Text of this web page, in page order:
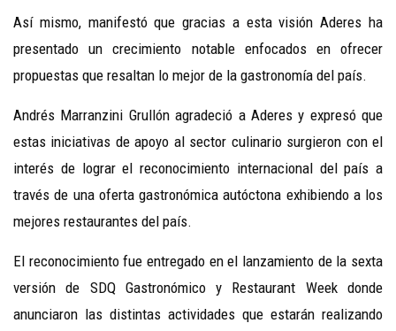
Así mismo, manifestó que gracias a esta visión Aderes ha
presentado un crecimiento notable enfocados en ofrecer
propuestas que resaltan lo mejor de la gastronomía del país.
Andrés Marranzini Grullón agradeció a Aderes y expresó que
estas iniciativas de apoyo al sector culinario surgieron con el
interés de lograr el reconocimiento internacional del país a
través de una oferta gastronómica autóctona exhibiendo a los
mejores restaurantes del país.
El reconocimiento fue entregado en el lanzamiento de la sexta
versión de SDQ Gastronómico y Restaurant Week donde
anunciaron las distintas actividades que estarán realizando